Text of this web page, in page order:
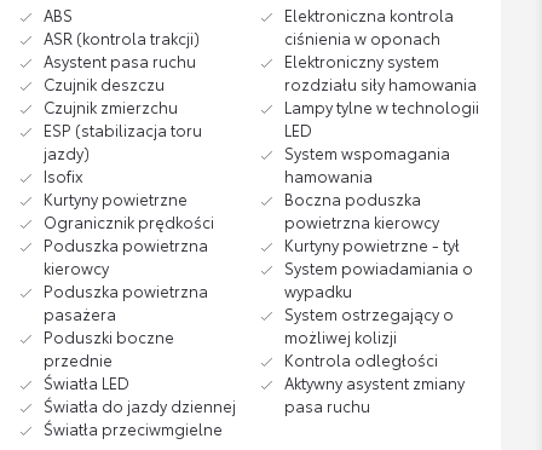
ABS
ASR (kontrola trakcji)
Asystent pasa ruchu
Czujnik deszczu
Czujnik zmierzchu
ESP (stabilizacja toru
jazdy)
Isofix
Kurtyny powietrzne
Ogranicznik prędkości
Poduszka powietrzna
kierowcy
Poduszka powietrzna
pasażera
Poduszki boczne
przednie
Światła LED
Światła do jazdy dziennej
Światła przeciwmgielne
Elektroniczna kontrola
ciśnienia w oponach
Elektroniczny system
rozdziału siły hamowania
Lampy tylne w technologii
LED
System wspomagania
hamowania
Boczna poduszka
powietrzna kierowcy
Kurtyny powietrzne - tył
System powiadamiania o
wypadku
System ostrzegający o
możliwej kolizji
Kontrola odległości
Aktywny asystent zmiany
pasa ruchu